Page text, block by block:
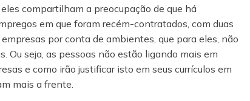
compartilham a preocupação de que há
em que foram recém-contratados, com duas
por conta de ambientes, que para eles, não
Ou seja, as pessoas não estão ligando mais em
e como irão justificar isto em seus currículos em
mais a frente.